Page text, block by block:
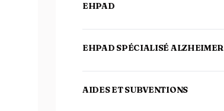
EHPAD
EHPAD SPÉCIALISÉ ALZHEIMER
AIDES ET SUBVENTIONS